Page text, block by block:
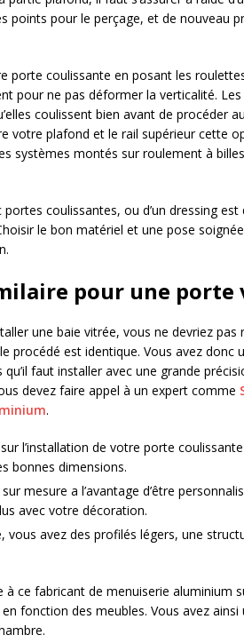
points pour le perçage, et de nouveau
porte coulissante en posant les
pour ne pas déformer la verticalité.
coulissent bien avant de procéder
votre plafond et le rail supérieur cette
systèmes montés sur roulement à
portes coulissantes, ou d’un dressing
le bon matériel et une pose
pour une porte
une baie vitrée, vous ne devriez
procédé est identique. Vous avez donc
faut installer avec une grande
devez faire appel à un expert comme
.
l’installation de votre porte
bonnes dimensions.
mesure a l’avantage d’être
avec votre décoration.
vous avez des profilés légers, une
à ce fabricant de menuiserie aluminium
fonction des meubles. Vous avez